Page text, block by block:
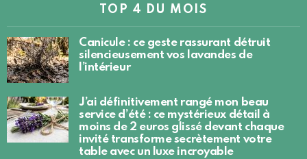
TOP 4 DU MOIS
Canicule : ce geste rassurant détruit
silencieusement vos lavandes de
l’intérieur
J’ai définitivement rangé mon beau
service d’été : ce mystérieux détail à
moins de 2 euros glissé devant chaque
invité transforme secrètement votre
table avec un luxe incroyable